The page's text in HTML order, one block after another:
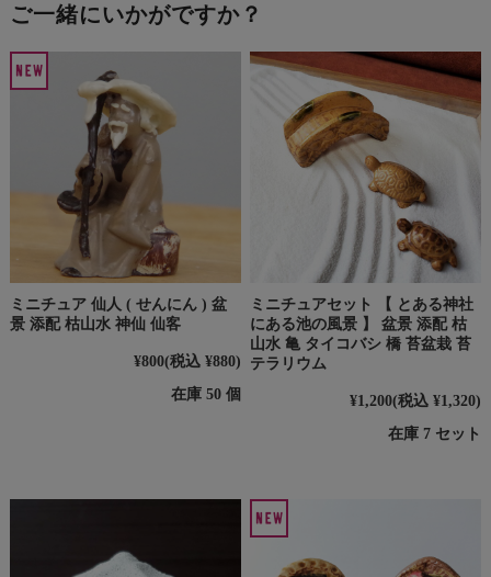
ご一緒にいかがですか？
ミニチュア 仙人 ( せんにん ) 盆
景 添配 枯山水 神仙 仙客
¥800(税込 ¥880)
在庫 50 個
ミニチュアセット 【 とある神社
にある池の風景 】 盆景 添配 枯
山水 亀 タイコバシ 橋 苔盆栽 苔
テラリウム
¥1,200(税込 ¥1,320)
在庫 7 セット